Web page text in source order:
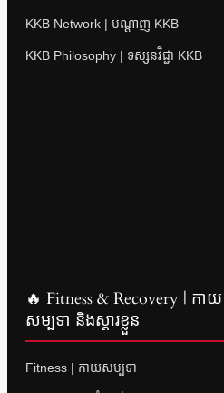
KKB Network | បណ្តាញ KKB
KKB Philosophy | ទស្សនវិជ្ជា KKB
🔥 Fitness & Recovery | កាយ
សម្បទា និងស្តារខ្លួន
Fitness | កាយសម្បទា